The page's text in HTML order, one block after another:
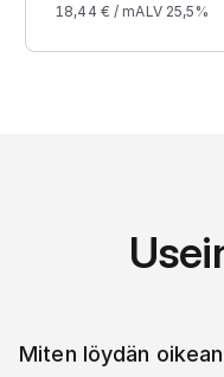
18,44 € / mALV 25,5%
Miten löydän